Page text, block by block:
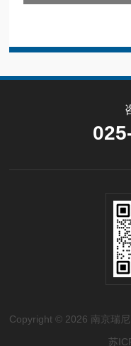
Copyright © 2026 南京瑞
苏